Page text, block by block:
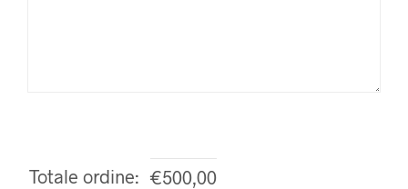
Totale ordine: €500,00